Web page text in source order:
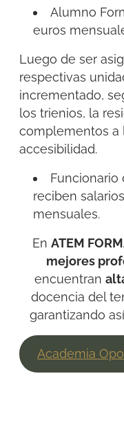
Alumno
euros
Luego de ser
respectivas
incrementado,
los trienios, la
complementos a
accesibilidad.
Funcionario
reciben
mensuales.
En ATEM
mejores
encuentran
docencia del
garantizando
Academia